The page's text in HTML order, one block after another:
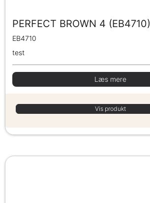
PERFECT BROWN 4 (EB4710)
EB4710
test
Læs mere
Vis produkt